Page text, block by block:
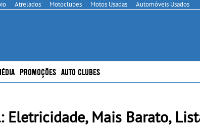
Atrelados Motoclubes Motos Usadas Automóveis Usados
PROMOÇÕES AUTO CLUBES
Eletricidade, Mais Barato,